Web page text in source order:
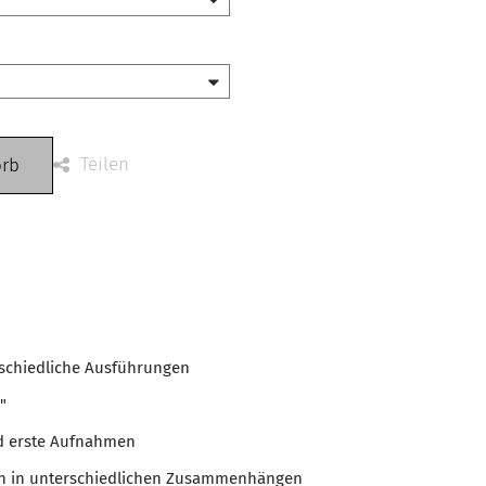
Teilen
Ausführungen
erste Aufnahmen
in unterschiedlichen Zusammenhängen